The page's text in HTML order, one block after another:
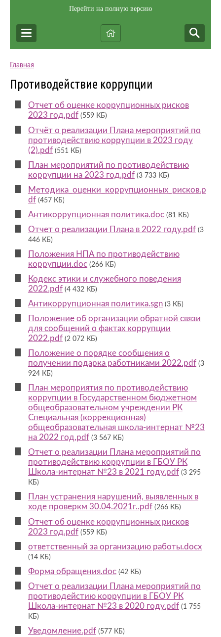
Перейти на полную версию
Главная
Противодействие коррупции
Отчет об оценке коррупционных рисков
2023 год.pdf (559 КБ)
Отчёт о реализации Плана мероприятий по
противодействию коррупции в 2023 году
(2).pdf (551 КБ)
План мероприятий по противодействию
коррупции на 2023 год.pdf (3 733 КБ)
Методика_оценки_коррупционных_рисков.p
df (457 КБ)
Антикоррупционная политика.doc (81 КБ)
Отчет о реализации Плана в 2022 году.pdf (3
446 КБ)
Положения НПА по противодействию
коррупции.doc (266 КБ)
Кодекс этики и служебного поведения
2022.pdf (4 432 КБ)
Антикоррупционная политика.sgn (3 КБ)
Положение об организации обратной связи
для сообщений о фактах коррупции
2022.pdf (2 072 КБ)
Положение о порядке сообщения о
получении подарка работниками 2022.pdf (3
924 КБ)
План мероприятия по противодействию
коррупции в Государственном бюджетном
общеобразовательном учреждении РК
Специальная (коррекционная)
общеобразовательная школа-интернат №23
на 2022 год.pdf (3 567 КБ)
Отчет о реализации Плана мероприятий по
противодействию коррупции в ГБОУ РК
Школа-интернат №23 в 2021 году.pdf (3 295
КБ)
План устранения нарушений, выявленных в
ходе проверкм 30.04.2021г..pdf (266 КБ)
Отчет об оценке коррупционных рисков
2023 год.pdf (559 КБ)
ответственный за организацию работы.docx
(14 КБ)
Форма обращения.doc (42 КБ)
Отчет о реализации Плана мероприятий по
противодейстию коррупции в ГБОУ РК
Школа-интернат №23 в 2020 году.pdf (1 755
КБ)
Уведомление.pdf (577 КБ)